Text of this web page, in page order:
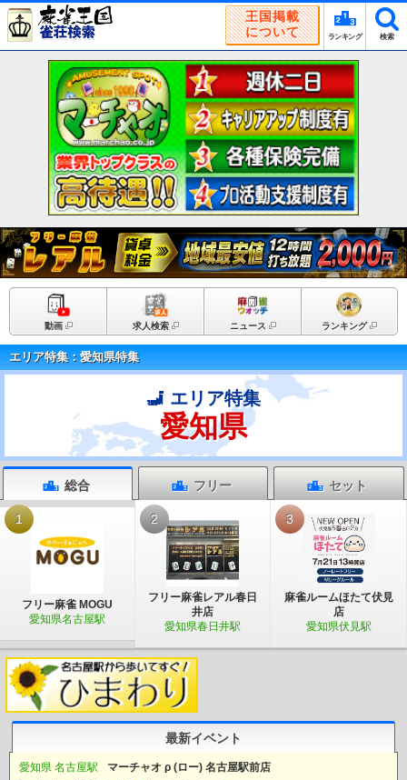
王国掲載
について
ランキング 検索
動画 求人検索 ニュース ランキング
エリア特集：愛知県特集
エリア特集
愛知県
総合 フリー セット
1
フリー麻雀 MOGU
愛知県名古屋駅
2
フリー麻雀レアル春日
井店
愛知県春日井駅
3
麻雀ルームほたて伏見
店
愛知県伏見駅
最新イベント
愛知県 名古屋駅 マーチャオ ρ (ロー) 名古屋駅前店